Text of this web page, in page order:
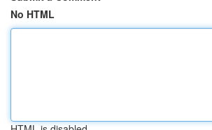
No HTML